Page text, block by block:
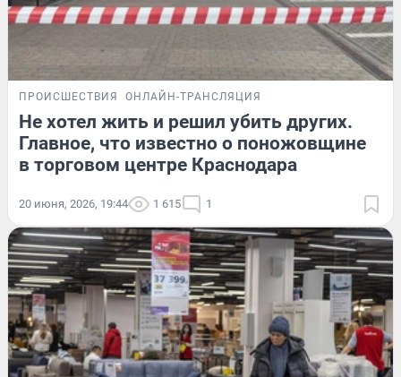
ПРОИСШЕСТВИЯ ОНЛАЙН-ТРАНСЛЯЦИЯ
Не хотел жить и решил убить других.
Главное, что известно о поножовщине
в торговом центре Краснодара
20 июня, 2026, 19:44 1 615 1